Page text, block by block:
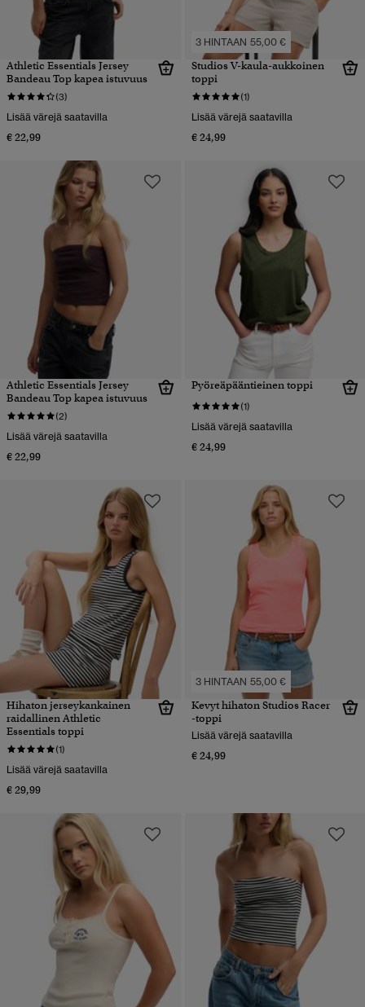
Athletic Essentials Jersey
Bandeau Top kapea istuvuus
(3)
Lisää värejä saatavilla
€ 22,99
3 HINTAAN 55,00 €
Studios V-kaula-aukkoinen
toppi
(1)
Lisää värejä saatavilla
€ 24,99
Athletic Essentials Jersey
Bandeau Top kapea istuvuus
(2)
Lisää värejä saatavilla
€ 22,99
Pyöreäpääntieinen toppi
(1)
Lisää värejä saatavilla
€ 24,99
Hihaton jerseykankainen
raidallinen Athletic
Essentials toppi
(1)
Lisää värejä saatavilla
€ 29,99
3 HINTAAN 55,00 €
Kevyt hihaton Studios Racer
-toppi
Lisää värejä saatavilla
€ 24,99